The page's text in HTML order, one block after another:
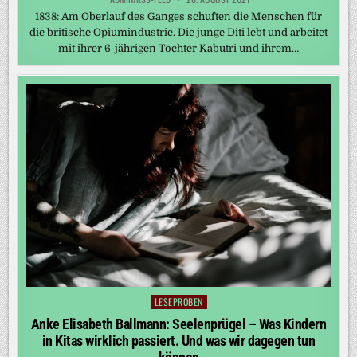
1838: Am Oberlauf des Ganges schuften die Menschen für
die britische Opiumindustrie. Die junge Diti lebt und arbeitet
mit ihrer 6-jährigen Tochter Kabutri und ihrem…
Posted
LESEPROBEN
Anke Elisabeth Ballmann: Seelenprügel – Was Kindern
in Kitas wirklich passiert. Und was wir dagegen tun